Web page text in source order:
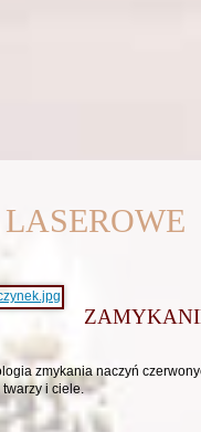
zmykania naczyń
i ciele.